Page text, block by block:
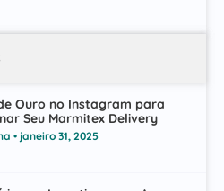
Ouro no Instagram para
Seu Marmitex Delivery
janeiro 31, 2025